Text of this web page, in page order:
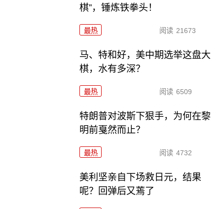
棋”，锤炼铁拳头！
最热 阅读 21673
马、特和好，美中期选举这盘大
棋，水有多深？
最热 阅读 6509
特朗普对波斯下狠手，为何在黎
明前戛然而止？
最热 阅读 4732
美利坚亲自下场救日元，结果
呢？回弹后又蔫了